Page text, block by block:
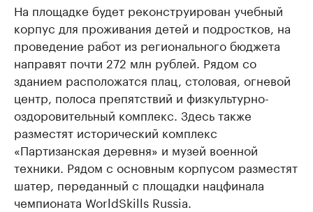
На площадке будет реконструирован учебный
корпус для проживания детей и подростков, на
проведение работ из регионального бюджета
направят почти 272 млн рублей. Рядом со
зданием расположатся плац, столовая, огневой
центр, полоса препятствий и физкультурно-
оздоровительный комплекс. Здесь также
разместят исторический комплекс
«Партизанская деревня» и музей военной
техники. Рядом с основным корпусом разместят
шатер, переданный с площадки нацфинала
чемпионата WorldSkills Russia.